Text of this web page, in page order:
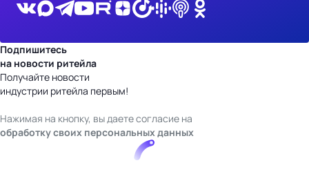
Подпишитесь
на новости ритейла
Получайте новости
индустрии ритейла первым!
Нажимая на кнопку, вы даете согласие на
обработку своих персональных данных